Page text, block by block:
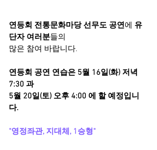
연등회 전통문화마당 선무도 공연에 유
단자 여러분들의
많은 참여 바랍니다.
연등회 공연 연습은 5월 16일(화) 저녁
7:30 과
5월 20일(토) 오후 4:00 에 할 예정입니
다.
"영정좌관, 지대체, 1승형"